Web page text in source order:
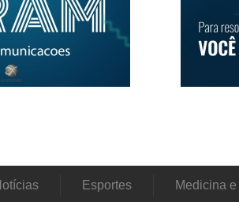
Esportes Medicina